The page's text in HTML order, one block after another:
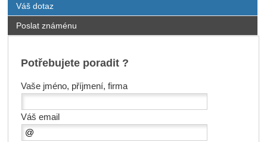
Váš dotaz
Poslat známénu
Potřebujete poradit ?
Vaše jméno, příjmení, firma
Váš email